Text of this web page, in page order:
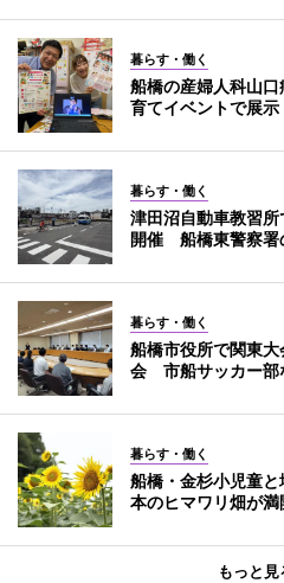
暮らす・働く
船橋の産婦人科山
育てイベントで展示
暮らす・働く
津田沼自動車教習所
開催 船橋東警察署
暮らす・働く
船橋市役所で関東
会 市船サッカー部
暮らす・働く
船橋・金杉小児童
本のヒマワリ畑が満
もっと見